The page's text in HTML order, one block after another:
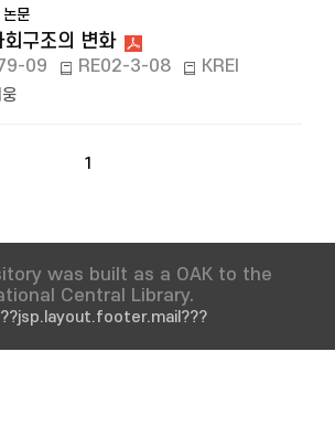
논문
회구조의 변화
09 RE02-3-08 KREI
1
was built as a OAK to the
Central Library.